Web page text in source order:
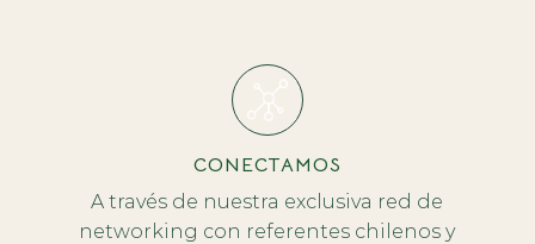
CONECTAMOS
A través de nuestra exclusiva red de
networking con referentes chilenos y